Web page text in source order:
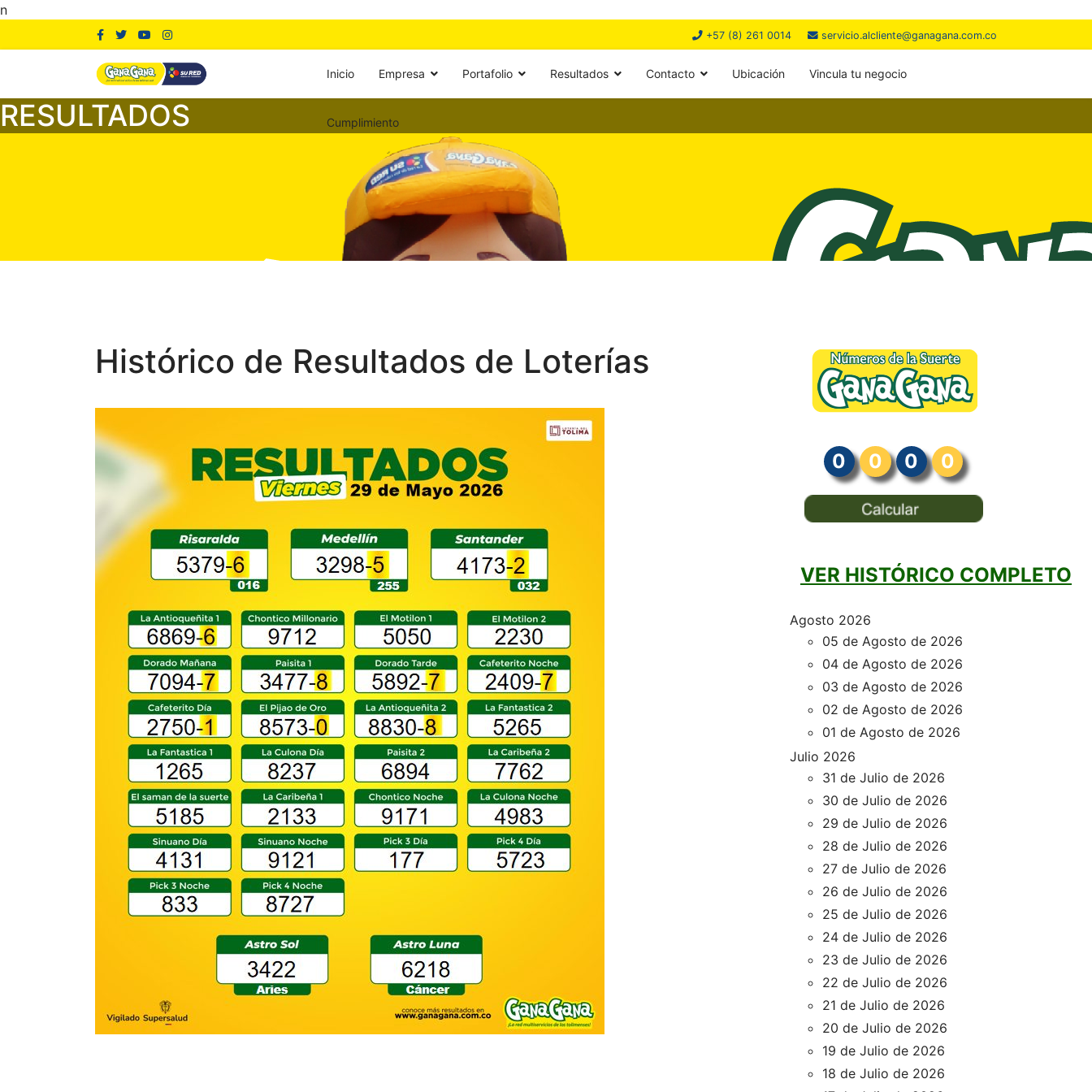
n
+57 (8) 261 0014 servicio.alcliente@ganagana.com.co
Inicio Empresa Portafolio Resultados Contacto Ubicación Vincula tu negocio
Cumplimiento
RESULTADOS
Histórico de Resultados de Loterías
0 0 0 0
VER HISTÓRICO COMPLETO
Agosto 2026
05 de Agosto de 2026
04 de Agosto de 2026
03 de Agosto de 2026
02 de Agosto de 2026
01 de Agosto de 2026
Julio 2026
31 de Julio de 2026
30 de Julio de 2026
29 de Julio de 2026
28 de Julio de 2026
27 de Julio de 2026
26 de Julio de 2026
25 de Julio de 2026
24 de Julio de 2026
23 de Julio de 2026
22 de Julio de 2026
21 de Julio de 2026
20 de Julio de 2026
19 de Julio de 2026
18 de Julio de 2026